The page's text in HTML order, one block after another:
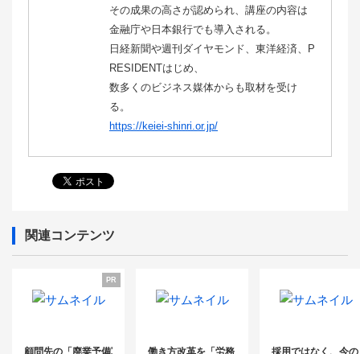
その成果の高さが認められ、講座の内容は
金融庁や日本銀行でも導入される。
日経新聞や週刊ダイヤモンド、東洋経済、P
RESIDENTはじめ、
数多くのビジネス媒体からも取材を受け
る。
https://keiei-shinri.or.jp/
関連コンテンツ
PR
顧問先の「廃業予備軍」、いくつの選択肢で受けられますか
働き方改革を「労務」で終わらせない。今、社
採用ではなく、今